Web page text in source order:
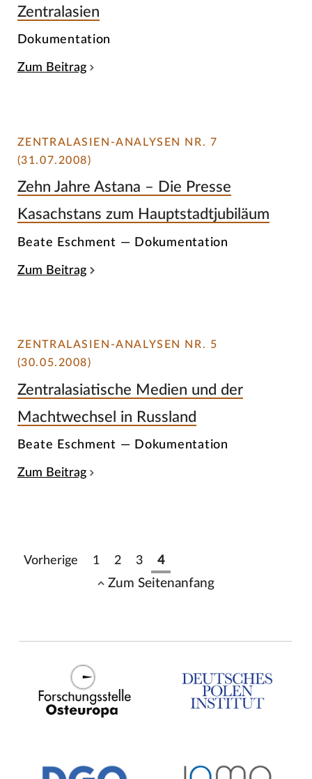
Zentralasien
Dokumentation
Zum Beitrag
ZENTRALASIEN-ANALYSEN NR. 7
(31.07.2008)
Zehn Jahre Astana – Die Presse
Kasachstans zum Hauptstadtjubiläum
Beate Eschment — Dokumentation
Zum Beitrag
ZENTRALASIEN-ANALYSEN NR. 5
(30.05.2008)
Zentralasiatische Medien und der
Machtwechsel in Russland
Beate Eschment — Dokumentation
Zum Beitrag
Vorherige 1 2 3 4
Zum Seitenanfang